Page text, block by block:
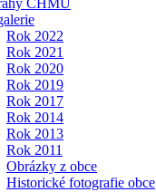
ČHMÚ
Rok 2022
Rok 2021
Rok 2020
Rok 2019
Rok 2017
Rok 2014
Rok 2013
Rok 2011
Obrázky z obce
Historické fotografie obce